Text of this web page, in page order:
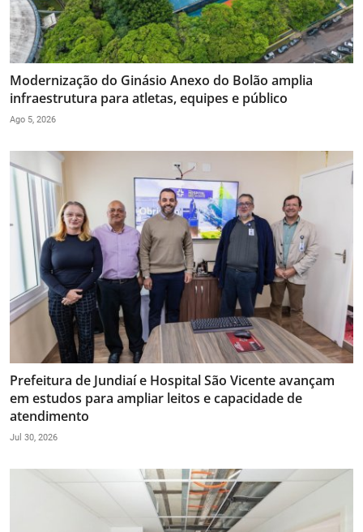
Modernização do Ginásio Anexo do Bolão amplia
infraestrutura para atletas, equipes e público
Ago 5, 2026
Prefeitura de Jundiaí e Hospital São Vicente avançam
em estudos para ampliar leitos e capacidade de
atendimento
Jul 30, 2026